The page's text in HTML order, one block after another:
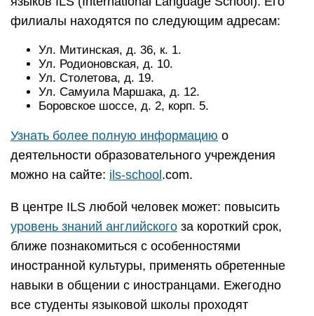
филиалы находятся по следующим адресам:
Ул. Митинская, д. 36, к. 1.
Ул. Родионовская, д. 10.
Ул. Столетова, д. 19.
Ул. Самуила Маршака, д. 12.
Боровское шоссе, д. 2, корп. 5.
Узнать более полную информацию о
деятельности образовательного учреждения
можно на сайте: ils-school.com.
В центре ILS любой человек может: повысить
уровень знаний английского за короткий срок,
ближе познакомиться с особенностями
иностранной культуры, применять обретенные
навыки в общении с иностранцами. Ежегодно
все студенты языковой школы проходят